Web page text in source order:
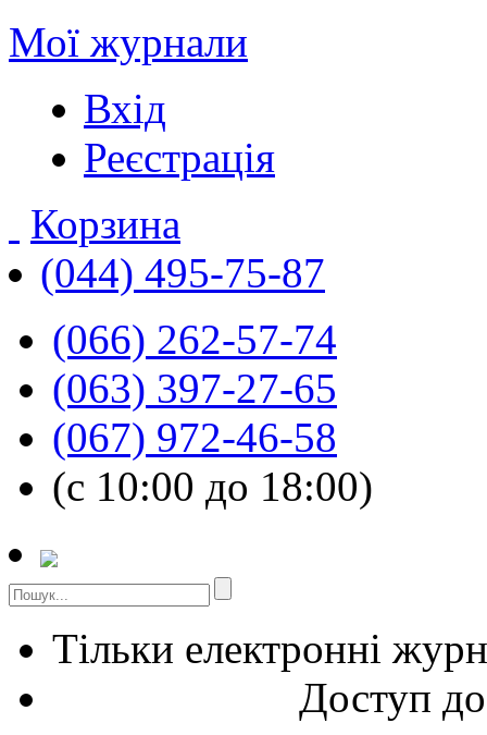
Мої журнали
Вхід
Реєстрація
Корзина
(044) 495-75-87
(066) 262-57-74
(063) 397-27-65
(067) 972-46-58
(с 10:00 до 18:00)
Тільки електронні
Доступ